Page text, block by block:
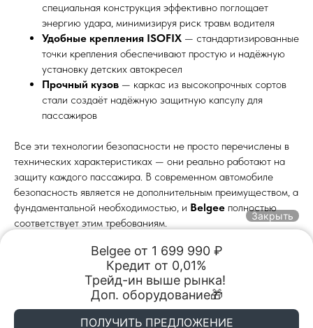
специальная конструкция эффективно поглощает
энергию удара, минимизируя риск травм водителя
Удобные крепления ISOFIX — стандартизированные
точки крепления обеспечивают простую и надёжную
установку детских автокресел
Прочный кузов — каркас из высокопрочных сортов
стали создаёт надёжную защитную капсулу для
пассажиров
Все эти технологии безопасности не просто перечислены в
технических характеристиках — они реально работают на
защиту каждого пассажира. В современном автомобиле
безопасность является не дополнительным преимуществом, а
фундаментальной необходимостью, и Belgee полностью
соответствует этим требованиям.
«Автопрестиж», Камская Долина
Закрыть
Belgee от 1 699 990 ₽
Кредит от 0,01%
Трейд-ин выше рынка!
Доп. оборудование🎁
ПОЛУЧИТЬ ПРЕДЛОЖЕНИЕ
BELGEE Автопрестиж
Акции Заказать
Акции и Спецпредложения
BELGEE Автопрестиж